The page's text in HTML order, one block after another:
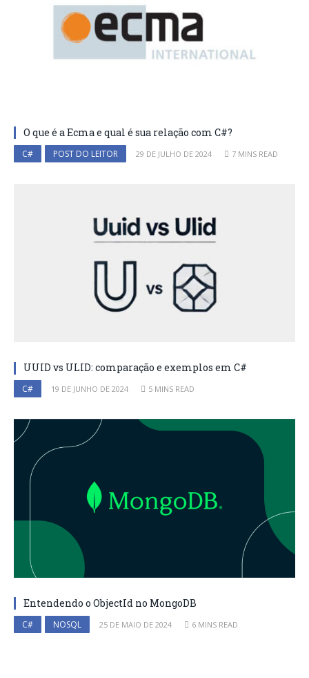
O que é a Ecma e qual é sua relação com C#?
C# POST DO LEITOR 29 DE JULHO DE 2024 7 MINS READ
UUID vs ULID: comparação e exemplos em C#
C# 19 DE JUNHO DE 2024 5 MINS READ
Entendendo o ObjectId no MongoDB
C# NOSQL 25 DE MAIO DE 2024 6 MINS READ